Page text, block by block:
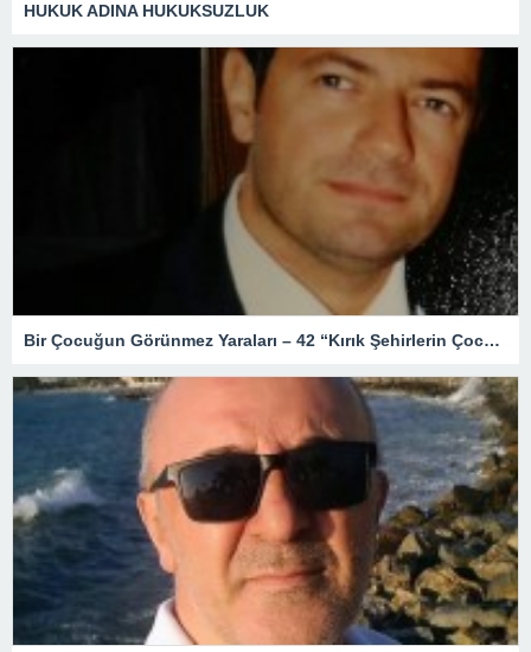
HUKUK ADINA HUKUKSUZLUK
Bir Çocuğun Görünmez Yaraları – 42 “Kırık Şehirlerin Çocukları”